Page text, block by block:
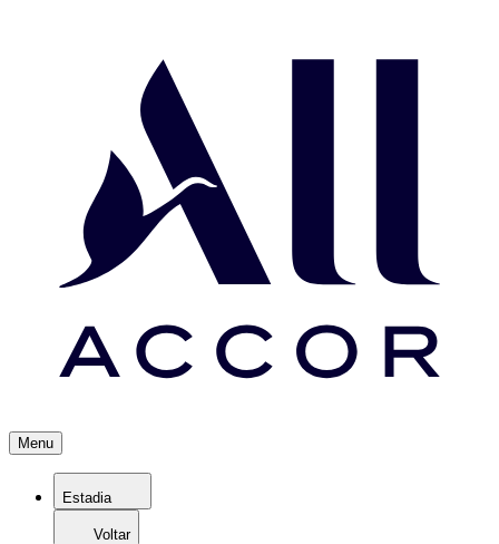
Menu
Estadia
Voltar